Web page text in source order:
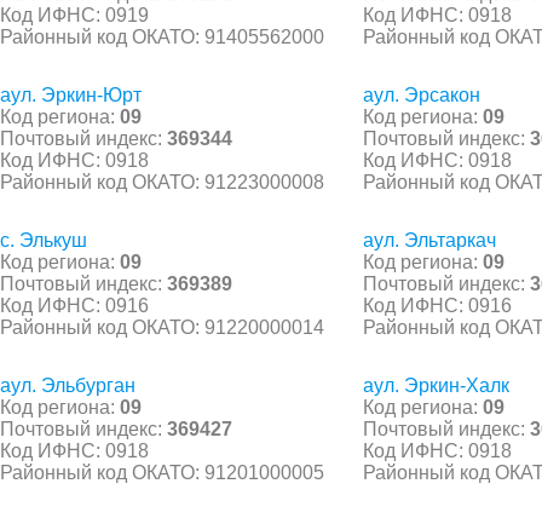
Код ИФНС: 0919
Районный код ОКАТО: 91405562000
Код ИФНС: 0918
Районный код
аул. Эркин-Юрт
Код региона: 09
Почтовый индекс: 369344
Код ИФНС: 0918
Районный код ОКАТО: 91223000008
аул. Эрсакон
Код региона: 09
Почтовый индекс:
Код ИФНС: 0918
Районный код
с. Элькуш
Код региона: 09
Почтовый индекс: 369389
Код ИФНС: 0916
Районный код ОКАТО: 91220000014
аул. Эльтаркач
Код региона: 09
Почтовый индекс:
Код ИФНС: 0916
Районный код
аул. Эльбурган
Код региона: 09
Почтовый индекс: 369427
Код ИФНС: 0918
Районный код ОКАТО: 91201000005
аул. Эркин-Халк
Код региона: 09
Почтовый индекс:
Код ИФНС: 0918
Районный код